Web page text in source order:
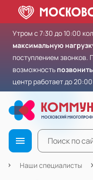
Утром с 7:30 до 10:00
максимальную
поступлением звонков.
возможность
центр работает до 20:00
Наши специалисты